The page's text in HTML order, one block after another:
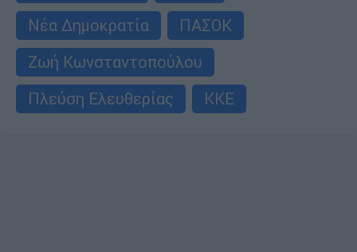
Νέα Δημοκρατία
ΠΑΣΟΚ
Ζωή Κωνσταντοπούλου
Πλεύση Ελευθερίας
ΚΚΕ